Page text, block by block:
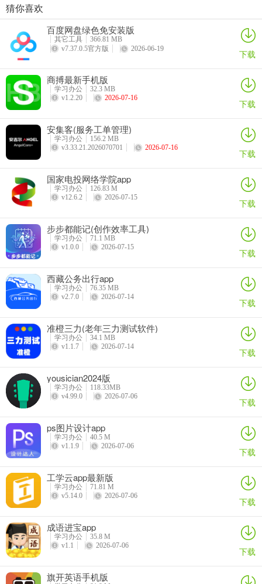
5、及时更新
在线浏览考试资讯能够进行及时更新，一手掌握考试相关的动
态；
拥有详细的院校介绍内容可以使考生选择喜欢的院校更轻松；
1、在软件中考生能够轻松输入院校的名称；
2、这样就可以搜索院校的内容进行信息浏览；
3、以便考生根据个人的考试分数选择合适的院校；
4、从而每天完成刷题任务不断提升解答题目的能力；
5、也可以在线阅读最新的资讯跟踪考研相关的动态；
西藏公务出行app
详情
准橙三力(老年三力测试软件)
详情
绿联私有云官方版
智能廊下莲湘客户端
猜你喜欢
百度网盘绿色免安装版
其它工具
366.81 MB
v7.37.0.5官方版
2026-06-19 下载
商搏最新手机版
学习办公
32.3 MB
v1.2.20
2026-07-16 下载
安集客(服务工单管理)
学习办公
156.2 MB
v3.33.21.2026070701
2026-07-16 下载
国家电投网络学院app
学习办公
126.83 M
v12.6.2
2026-07-15 下载
步步都能记(创作效率工具)
学习办公
71.1 MB
v1.0.0
2026-07-15 下载
西藏公务出行app
学习办公
76.35 MB
v2.7.0
2026-07-14 下载
准橙三力(老年三力测试软件)
学习办公
34.1 MB
v1.1.7
2026-07-14 下载
yousician2024版
学习办公
118.33MB
v4.99.0
2026-07-06 下载
ps图片设计app
学习办公
40.5 M
v1.1.9
2026-07-06 下载
工学云app最新版
学习办公
71.81 M
v5.14.0
2026-07-06 下载
成语进宝app
学习办公
35.8 M
v1.1
2026-07-06 下载
旗开英语手机版